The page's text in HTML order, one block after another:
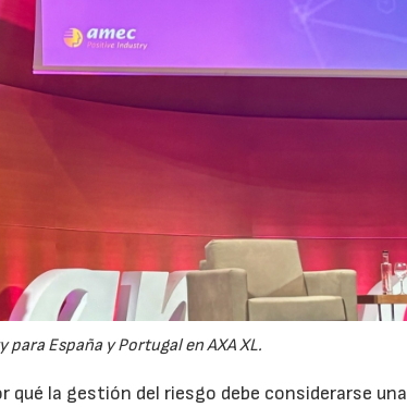
España y Portugal en AXA XL.
la gestión del riesgo debe considerarse una